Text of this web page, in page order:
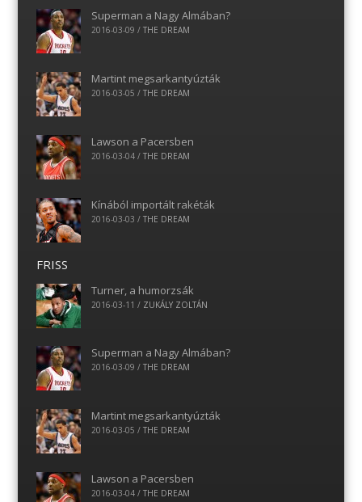
Superman a Nagy Almában?
2016-03-09 / THE DREAM
Martint megsarkantyúzták
2016-03-05 / THE DREAM
Lawson a Pacersben
2016-03-04/ THE DREAM
Kínából importált rakéták
2016-03-03 / THE DREAM
FRISS
Turner, a humorzsák
2016-03-11 / ZUKÁLY ZOLTÁN
Superman a Nagy Almában?
2016-03-09 / THE DREAM
Martint megsarkantyúzták
2016-03-05 / THE DREAM
Lawson a Pacersben
2016-03-04/ THE DREAM